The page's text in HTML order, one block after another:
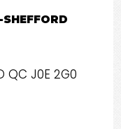
QC J0E 2G0